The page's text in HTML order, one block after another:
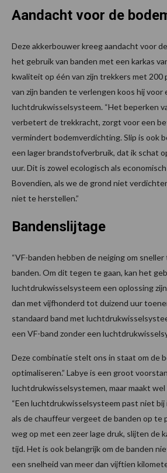
Aandacht voor de
Deze akkerbouwer kreeg aandacht voor
het gebruik van banden met een karkas
kwaliteit op één van zijn trekkers met 200
van zijn banden te verlengen koos hij voor
luchtdrukwisselsysteem. “Het beperken
verbetert de trekkracht, zorgt voor een
vermindert bodemverdichting. Slip is ook
een lager brandstofverbruik, dat ik schat
uur. Dit is zowel ecologisch als
Bovendien, als we de grond niet
niet te herstellen.”
Bandenslijtage
“VF-banden hebben de neiging om
banden. Om dit tegen te gaan, kan het
luchtdrukwisselsysteem een oplossing
dan met vijfhonderd tot duizend uur
standaard band met
een VF-band zonder een
Deze combinatie stelt ons in staat om de
optimaliseren.” Labye is een groot
luchtdrukwisselsystemen, maar maakt
“Een luchtdrukwisselsysteem past niet bij
als de chauffeur vergeet de banden op te
weg op met een zeer lage druk, slijten de
tijd. Het is ook belangrijk om de banden
een snelheid van meer dan vijftien